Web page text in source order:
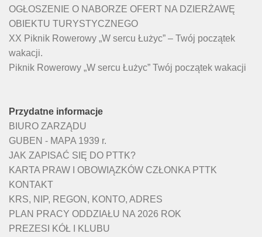
OGŁOSZENIE O NABORZE OFERT NA DZIERŻAWĘ
OBIEKTU TURYSTYCZNEGO
XX Piknik Rowerowy „W sercu Łużyc” – Twój początek
wakacji.
Piknik Rowerowy „W sercu Łużyc” Twój początek wakacji
Przydatne informacje
BIURO ZARZĄDU
GUBEN - MAPA 1939 r.
JAK ZAPISAĆ SIĘ DO PTTK?
KARTA PRAW I OBOWIĄZKÓW CZŁONKA PTTK
KONTAKT
KRS, NIP, REGON, KONTO, ADRES
PLAN PRACY ODDZIAŁU NA 2026 ROK
PREZESI KÓŁ I KLUBU